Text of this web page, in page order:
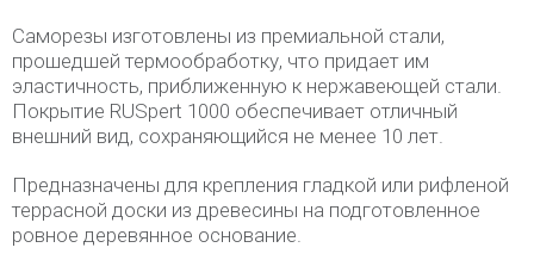
Саморезы изготовлены из премиальной стали,
прошедшей термообработку, что придает им
эластичность, приближенную к нержавеющей стали.
Покрытие RUSpert 1000 обеспечивает отличный
внешний вид, сохраняющийся не менее 10 лет.
Предназначены для крепления гладкой или рифленой
террасной доски из древесины на подготовленное
ровное деревянное основание.